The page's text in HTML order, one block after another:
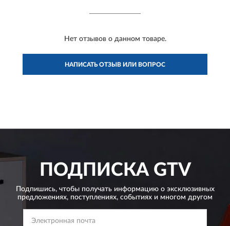
Нет отзывов о данном товаре.
НАПИСАТЬ ОТЗЫВ ИЛИ ВОПРОС
ПОДПИСКАGTV
Подпишись, чтобы получать информацию о эксклюзивных
предложениях, поступлениях, событиях и многом другом